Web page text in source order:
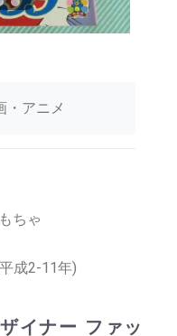
・アニメ
ちゃ
成2-11年)
イナー ファッ